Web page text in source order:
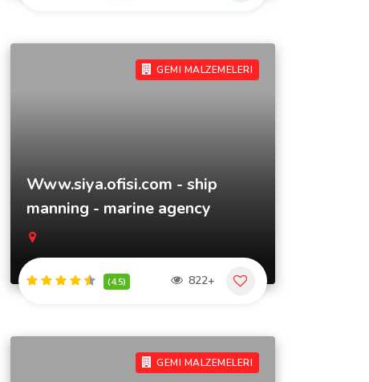
GEMI MALZEMELERI
Www.siya.ofisi.com - ship
manning - marine agency
(4.5) 822+
GEMI MALZEMELERI